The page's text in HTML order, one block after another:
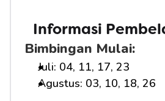
Informasi
Bimbingan Mulai:
Juli: 04, 11, 17, 23
Agustus: 03, 10, 18, 26